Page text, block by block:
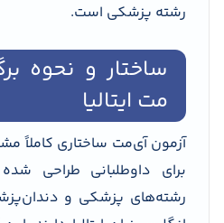
رشته پزشکی است.
ساختار و نحوه
مت ایتالیا
آزمون آی‌مت ساختاری کاملاً
برای داوطلبانی طراحی
رشته‌های پزشکی و